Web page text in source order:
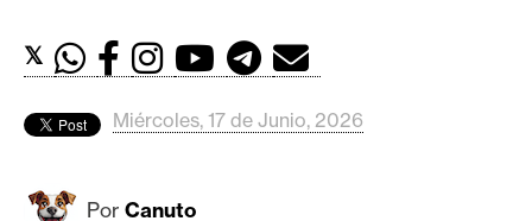
d
s
B
𝕏
Miércoles, 17 de Junio, 2026
Por Canuto